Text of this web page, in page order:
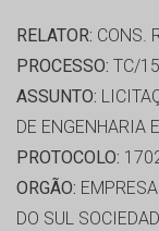
RELATOR: CONS.
PROCESSO: TC/
ASSUNTO:
DE ENGENHARIA
PROTOCOLO:
ORGÃO:
DO SUL